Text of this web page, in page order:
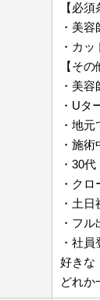
【必須
・美
・カ
【その
・美
・Uタ
・地
・施
・30
・ク
・土
・フ
・社員
好きな
どれか